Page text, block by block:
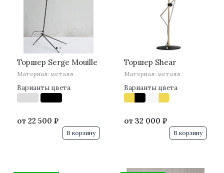
··
Торшер Serge Mouille
Материал: металл
Варианты цвета
от 22 500 ₽
В корзину
··
Торшер Shear
Материал: металл
Варианты цвета
от 32 000 ₽
В корзину